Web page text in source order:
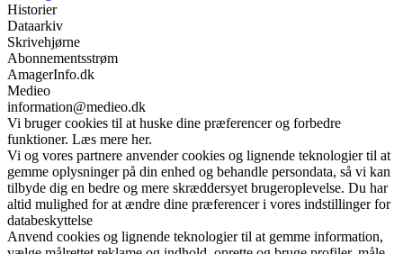
Historier
Dataarkiv
Skrivehjørne
Abonnementsstrøm
AmagerInfo.dk
Medieo
information@medieo.dk
Vi bruger cookies til at huske dine præferencer og forbedre
funktioner. Læs mere her.
Vi og vores partnere anvender cookies og lignende teknologier til at
gemme oplysninger på din enhed og behandle persondata, så vi kan
tilbyde dig en bedre og mere skræddersyet brugeroplevelse. Du har
altid mulighed for at ændre dine præferencer i vores indstillinger for
databeskyttelse
Anvend cookies og lignende teknologier til at gemme information,